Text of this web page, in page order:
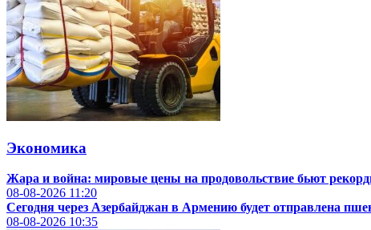
Экономика
Жара и война: мировые цены на продовольствие бьют
08-08-2026 11:20
Сегодня через Азербайджан в Армению будет отправлена
08-08-2026 10:35